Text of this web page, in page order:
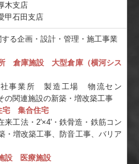
木支店
甲石田支店
る企画・設計・管理・施工事業
倉庫施設 大型倉庫（横河シス
製造工場 物流セン
関連施設の新築・増改築工事
宅 集合住宅
・2'×4'・鉄骨造・鉄筋コン
増改築工事、防音工事、バリア
医療施設